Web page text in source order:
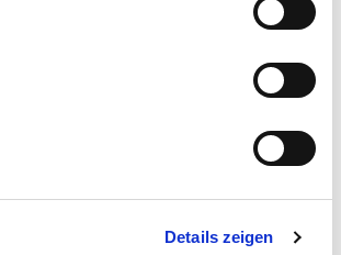
Details zeigen
ausprobieren
Tagen lernst du nun